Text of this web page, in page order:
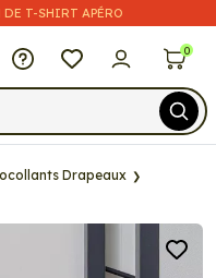
T-SHIRT APÉRO
Déco 0
Drapeaux